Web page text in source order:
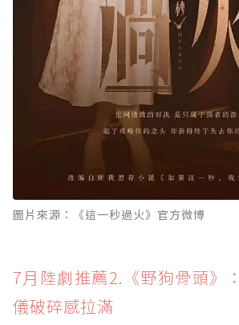
圖片來源：《這一秒過火》官方微博
7月陸劇推薦2.《野狗骨頭》
儀破碎感拉滿